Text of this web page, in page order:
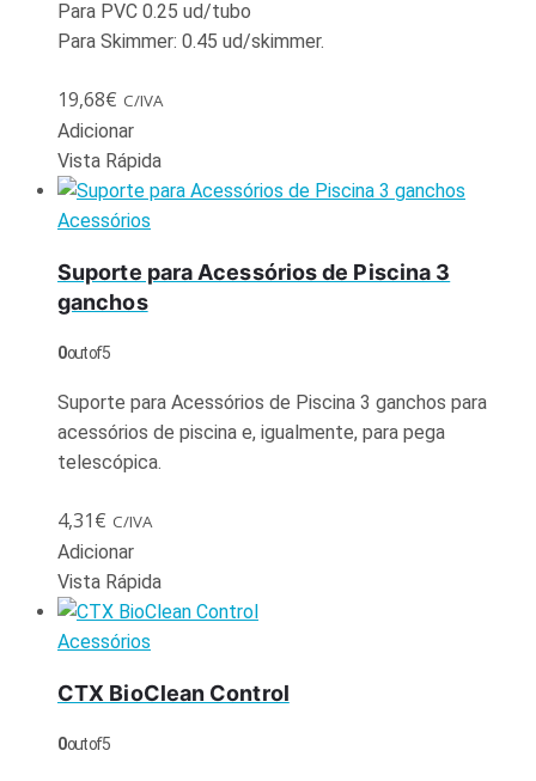
Para PVC 0.25 ud/tubo
Para Skimmer: 0.45 ud/skimmer.
19,68€ C/IVA
Adicionar
Vista Rápida
Acessórios
Suporte para Acessórios de Piscina 3
ganchos
0out of 5
Suporte para Acessórios de Piscina 3 ganchos para
acessórios de piscina e, igualmente, para pega
telescópica.
4,31€ C/IVA
Adicionar
Vista Rápida
Acessórios
CTX BioClean Control
0out of 5